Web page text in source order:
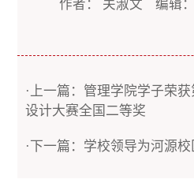
作者： 关淑文 编辑
·上一篇：管理学院学子荣
设计大赛全国二等奖
·下一篇：学校领导为河源